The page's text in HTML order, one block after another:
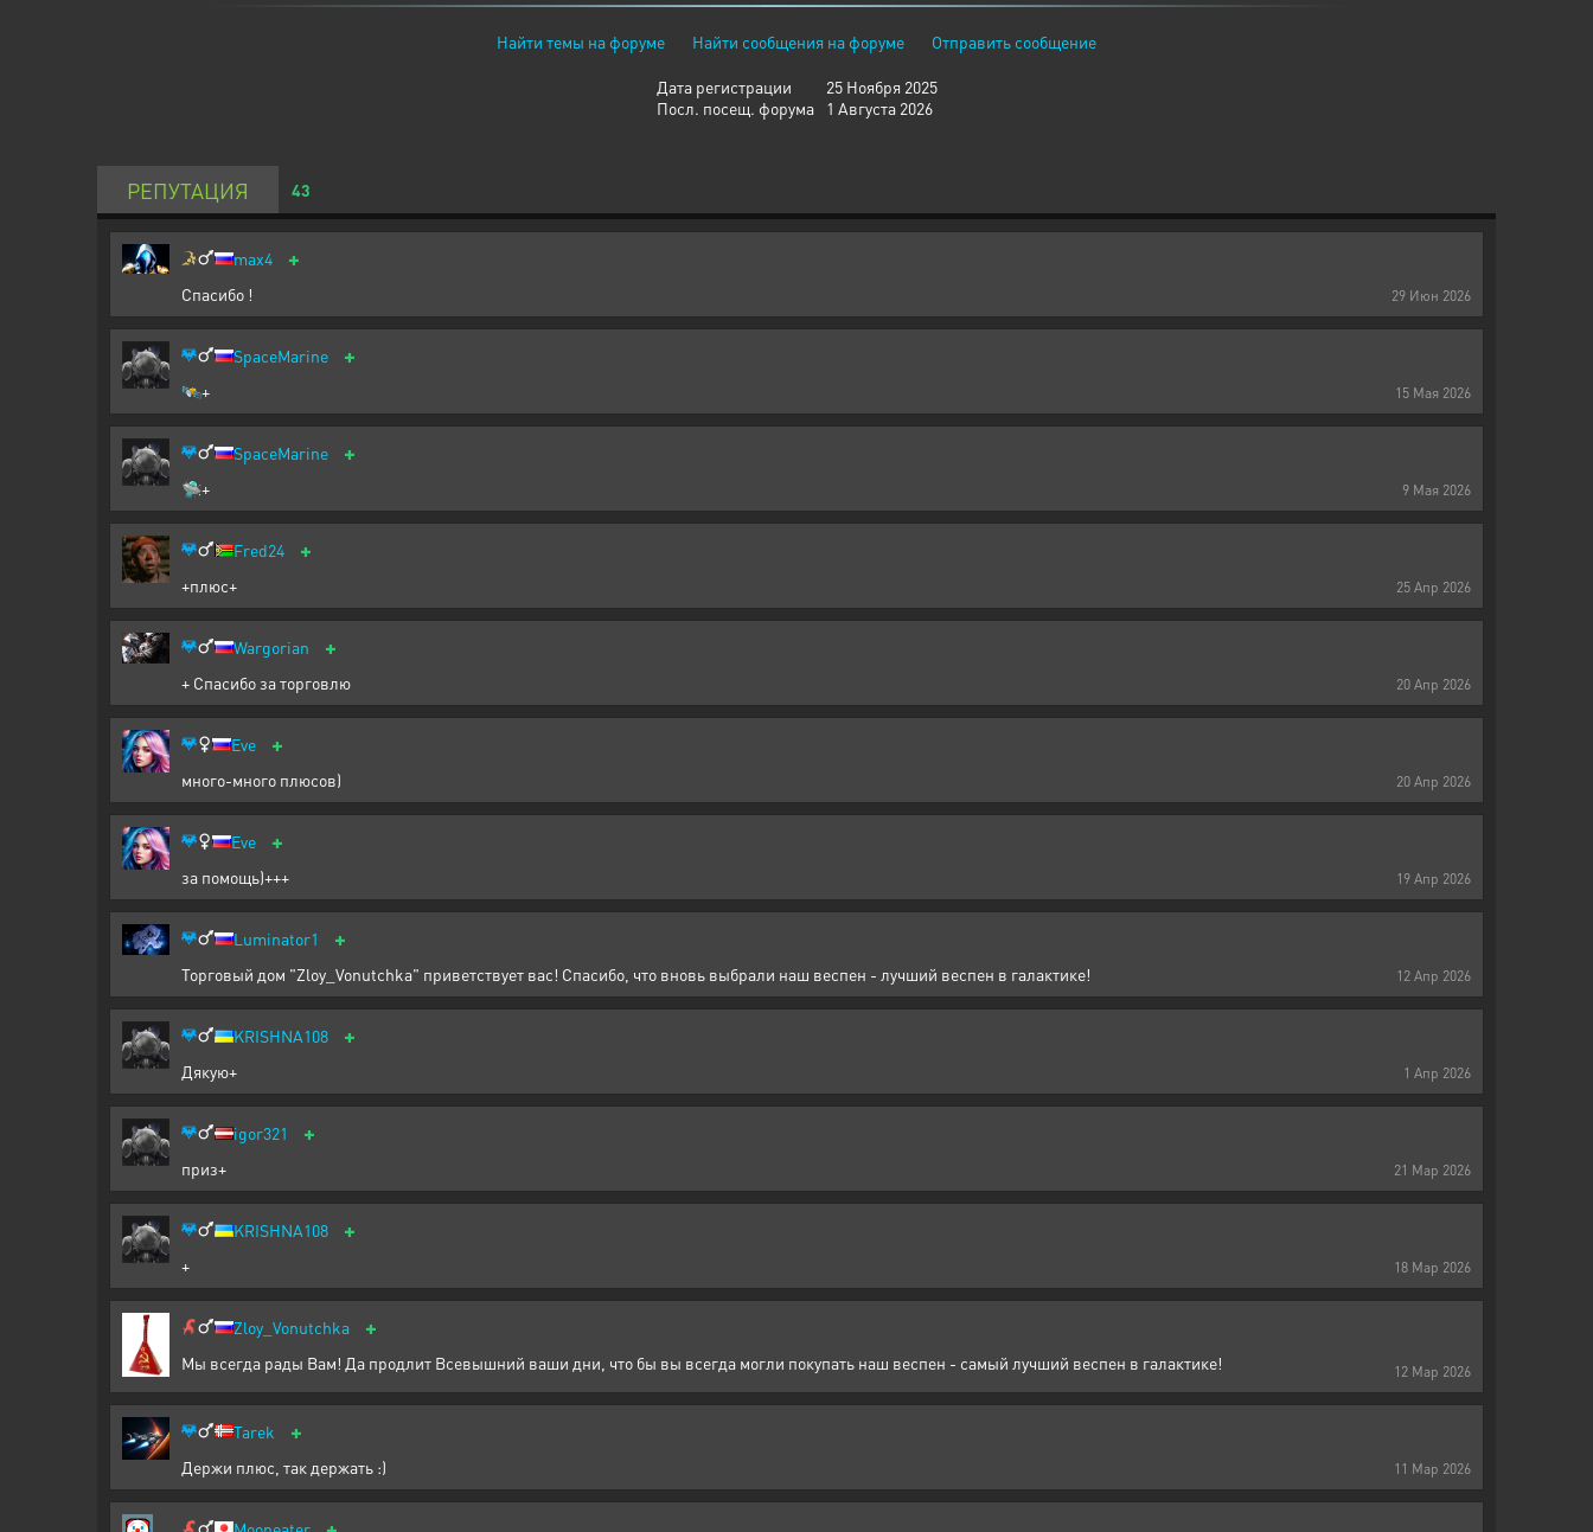
Найти темы на форуме Найти сообщения на форуме Отправить сообщение
Дата регистрации
25 Ноября 2025
Посл. посещ. форума
1 Августа 2026
РЕПУТАЦИЯ 43
29 Июн 2026
max4 +
Спасибо !
15 Мая 2026
SpaceMarine +
🛰️+
9 Мая 2026
SpaceMarine +
🛸+
25 Апр 2026
Fred24 +
+плюс+
20 Апр 2026
Wargorian +
+ Спасибо за торговлю
20 Апр 2026
Eve +
много-много плюсов)
19 Апр 2026
Eve +
за помощь)+++
12 Апр 2026
Luminator1 +
Торговый дом "Zloy_Vonutchka" приветствует вас! Спасибо, что вновь выбрали наш веспен - лучший веспен в галактике!
1 Апр 2026
KRISHNA108 +
Дякую+
21 Мар 2026
igor321 +
приз+
18 Мар 2026
KRISHNA108 +
+
12 Мар 2026
Zloy_Vonutchka +
Мы всегда рады Вам! Да продлит Всевышний ваши дни, что бы вы всегда могли покупать наш веспен - самый лучший веспен в галактике!
11 Мар 2026
Tarek +
Держи плюс, так держать :)